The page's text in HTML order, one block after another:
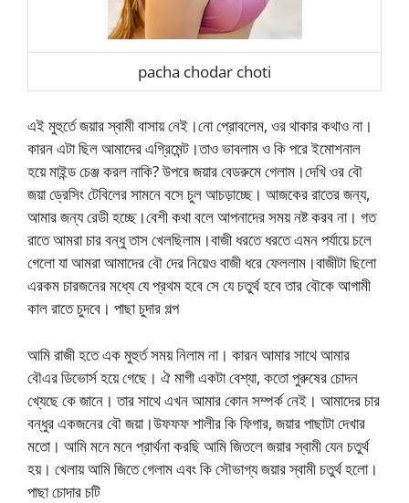
pacha chodar choti
এই মুহুর্তে জয়ার স্বামী বাসায় নেই।নো প্রোবলেম, ওর থাকার কথাও না।
কারন এটা ছিল আমাদের এগ্রিমেন্ট।তাও ভাবলাম ও কি পরে ইমোশনাল
হয়ে মাইন্ড চেঞ্জ করল নাকি? উপরে জয়ার বেডরুমে গেলাম।দেখি ওর বৌ
জয়া ড্রেসিং টেবিলের সামনে বসে চুল আচড়াচ্ছে। আজকের রাতের জন্য,
আমার জন্য রেডী হচ্ছে।বেশী কথা বলে আপনাদের সময় নষ্ট করব না। গত
রাতে আমরা চার বন্ধু তাস খেলছিলাম।বাজী ধরতে ধরতে এমন পর্যায়ে চলে
গেলো যা আমরা আমাদের বৌ দের নিয়েও বাজী ধরে ফেললাম।বাজীটা ছিলো
এরকম চারজনের মধ্যে যে প্রথম হবে সে যে চতুর্থ হবে তার বৌকে আগামী
কাল রাতে চুদবে। পাছা চুদার গল্প
আমি রাজী হতে এক মুহুর্ত সময় নিলাম না। কারন আমার সাথে আমার
বৌএর ডিভোর্স হয়ে গেছে। ঐ মাগী একটা বেশ্যা, কতো পুরুষের চোদন
খ্যেছে কে জানে। তার সাথে এখন আমার কোন সম্পর্ক নেই। আমাদের চার
বন্ধুর একজনের বৌ জয়া।উফফফ শালীর কি ফিগার, জয়ার পাছাটা দেখার
মতো। আমি মনে মনে প্রার্থনা করছি আমি জিতলে জয়ার স্বামী যেন চতুর্থ
হয়। খেলায় আমি জিতে গেলাম এবং কি সৌভাগ্য জয়ার স্বামী চতুর্থ হলো।
পাছা চোদার চটি